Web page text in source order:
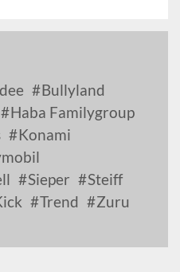
Bullyland
Haba Familygroup
Konami
Sieper
Steiff
Trend
Zuru